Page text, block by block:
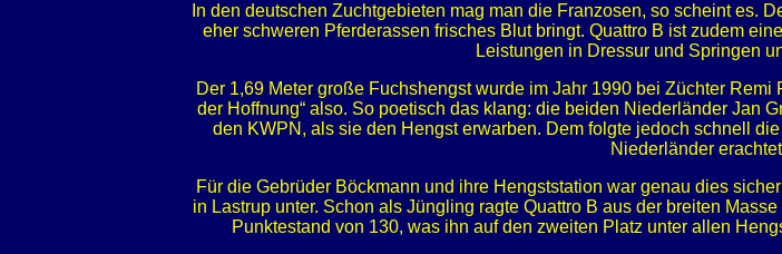
In den deutschen Zuchtgebieten mag man die Franzosen, so scheint es.
eher schweren Pferderassen frisches Blut bringt. Quattro B ist zudem
Leistungen in Dressur und Springen
Der 1,69 Meter große Fuchshengst wurde im Jahr 1990 bei Züchter
der Hoffnung“ also. So poetisch das klang: die beiden Niederländer Jan
den KWPN, als sie den Hengst erwarben. Dem folgte jedoch schnell
Niederländer
Für die Gebrüder Böckmann und ihre Hengststation war genau dies
in Lastrup unter. Schon als Jüngling ragte Quattro B aus der breiten
Punktestand von 130, was ihn auf den zweiten Platz unter allen